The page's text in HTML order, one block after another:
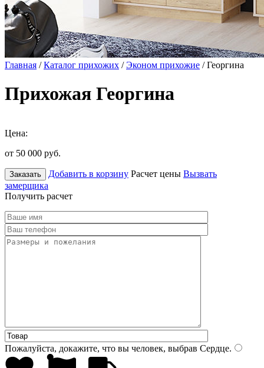
Главная /Каталог прихожих /Эконом прихожие / Георгина
Прихожая Георгина
Цена:
от 50 000 руб.
Заказать Добавить в корзину Расчет цены Вызвать
замерщика
Получить расчет
Пожалуйста, докажите, что вы человек, выбрав Сердце.